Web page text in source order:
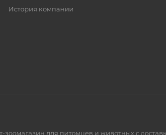
История компании
для питомцев и животных с